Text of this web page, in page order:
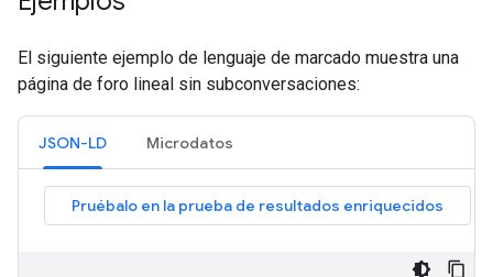
El siguiente ejemplo de lenguaje de marcado muestra una
página de foro lineal sin subconversaciones:
JSON-LD Microdatos